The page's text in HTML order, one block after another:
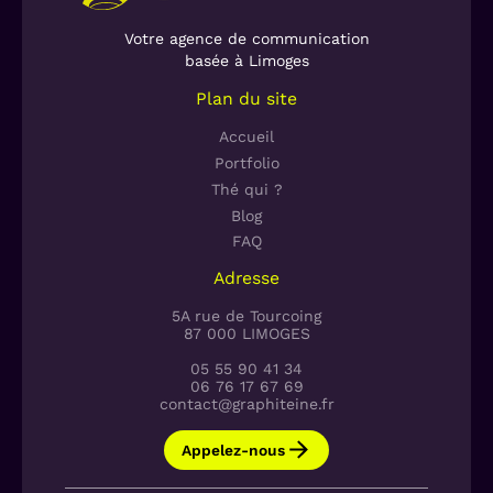
Votre agence de communication
basée à Limoges
Plan du site
Accueil
Portfolio
Thé qui ?
Blog
FAQ
Adresse
5A rue de Tourcoing
87 000 LIMOGES
05 55 90 41 34
06 76 17 67 69
contact@graphiteine.fr
Appelez-nous